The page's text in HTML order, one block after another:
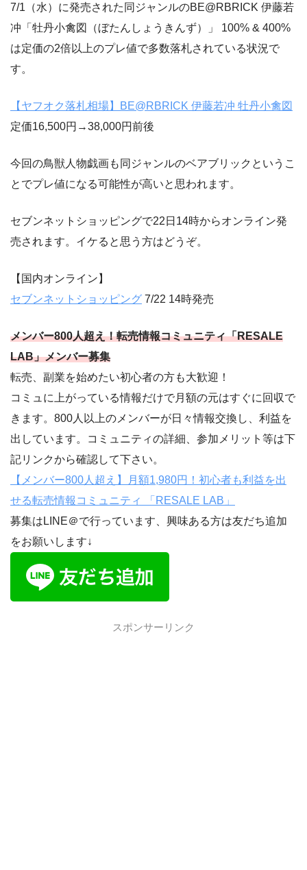
7/1（水）に発売された同ジャンルのBE@RBRICK 伊藤若
冲「牡丹小禽図（ぼたんしょうきんず）」 100% & 400%
は定価の2倍以上のプレ値で多数落札されている状況で
す。
【ヤフオク落札相場】BE@RBRICK 伊藤若冲 牡丹小禽図
定価16,500円→38,000円前後
今回の鳥獣人物戯画も同ジャンルのベアブリックというこ
とでプレ値になる可能性が高いと思われます。
セブンネットショッピングで22日14時からオンライン発
売されます。イケると思う方はどうぞ。
【国内オンライン】
セブンネットショッピング 7/22 14時発売
メンバー800人超え！転売情報コミュニティ「RESALE
LAB」メンバー募集
転売、副業を始めたい初心者の方も大歓迎！
コミュに上がっている情報だけで月額の元はすぐに回収で
きます。800人以上のメンバーが日々情報交換し、利益を
出しています。コミュニティの詳細、参加メリット等は下
記リンクから確認して下さい。
【メンバー800人超え】月額1,980円！初心者も利益を出
せる転売情報コミュニティ 「RESALE LAB」
募集はLINE＠で行っています、興味ある方は友だち追加
をお願いします↓
スポンサーリンク